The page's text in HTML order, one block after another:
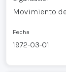
Movimiento
Fecha
1972-03-01